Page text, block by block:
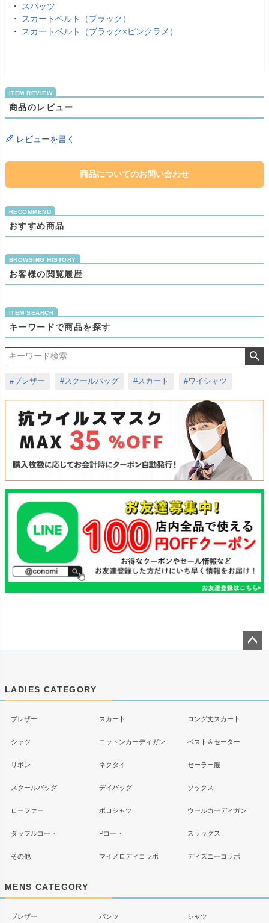
・
スパッツ
・
スカートベルト（ブラック）
・
スカートベルト（ブラック×ピンクラメ）
商品のレビュー
レビューを書く
商品についてのお問い合わせ
おすすめ商品
お客様の閲覧履歴
キーワードで商品を探す
#ブレザー #スクールバッグ #スカート #ワイシャツ
LADIES CATEGORY
ブレザー スカート ロング丈スカート
シャツ コットンカーディガン ベスト＆セーター
リボン ネクタイ セーラー服
スクールバッグ デイバッグ ソックス
ローファー ポロシャツ ウールカーディガン
ダッフルコート Pコート スラックス
その他 マイメロディコラボ ディズニーコラボ
MENS CATEGORY
ブレザー パンツ シャツ